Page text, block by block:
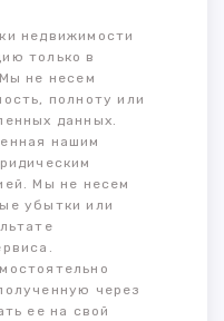
недвижимости
только в
не несем
полноту или
данных.
нашим
Мы не несем
убытки или
через
ее на свой